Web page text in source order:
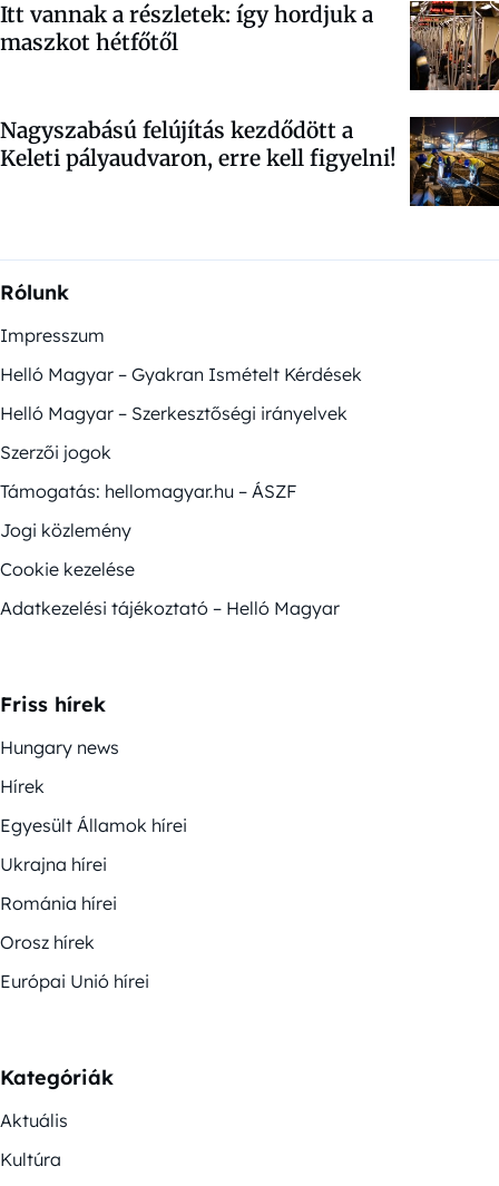
Itt vannak a részletek: így hordjuk a
maszkot hétfőtől
Nagyszabású felújítás kezdődött a
Keleti pályaudvaron, erre kell figyelni!
Rólunk
Impresszum
Helló Magyar – Gyakran Ismételt Kérdések
Helló Magyar – Szerkesztőségi irányelvek
Szerzői jogok
Támogatás: hellomagyar.hu – ÁSZF
Jogi közlemény
Cookie kezelése
Adatkezelési tájékoztató – Helló Magyar
Friss hírek
Hungary news
Hírek
Egyesült Államok hírei
Ukrajna hírei
Románia hírei
Orosz hírek
Európai Unió hírei
Kategóriák
Aktuális
Kultúra